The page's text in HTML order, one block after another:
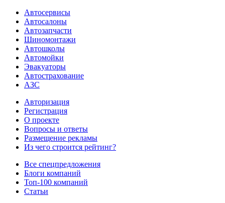
Автосервисы
Автосалоны
Автозапчасти
Шиномонтажи
Автошколы
Автомойки
Эвакуаторы
Автострахование
АЗС
Авторизация
Регистрация
О проекте
Вопросы и ответы
Размещение рекламы
Из чего строится рейтинг?
Все спецпредложения
Блоги компаний
Топ-100 компаний
Статьи